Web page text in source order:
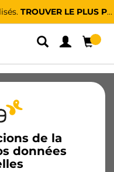
TROUVER LE PLUS PROCHE
de la
données
Moka,
Peint en moka